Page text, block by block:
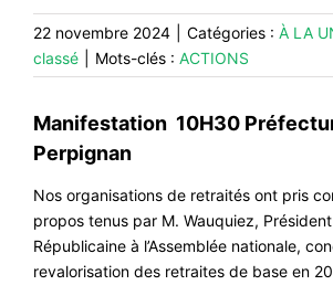
22 novembre 2024 Catégories : À LA
classé
Mots-clés : ACTIONS
Manifestation 10H30
Perpignan
Nos organisations de retraités ont pris
propos tenus par M. Wauquiez,
Républicaine à l’Assemblée nationale,
revalorisation des retraites de base en